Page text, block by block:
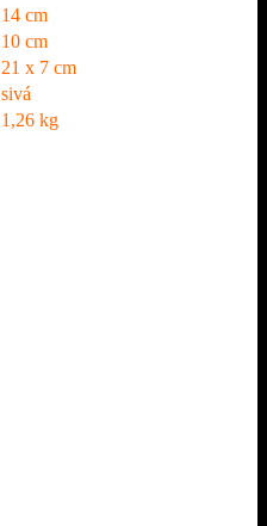
14 cm
10 cm
21 x 7 cm
sivá
1,26 kg